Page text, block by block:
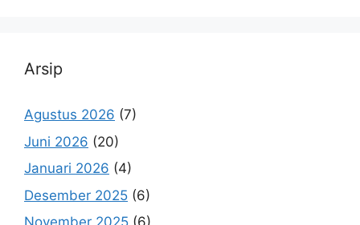
Arsip
Agustus 2026 (7)
Juni 2026 (20)
Januari 2026 (4)
Desember 2025 (6)